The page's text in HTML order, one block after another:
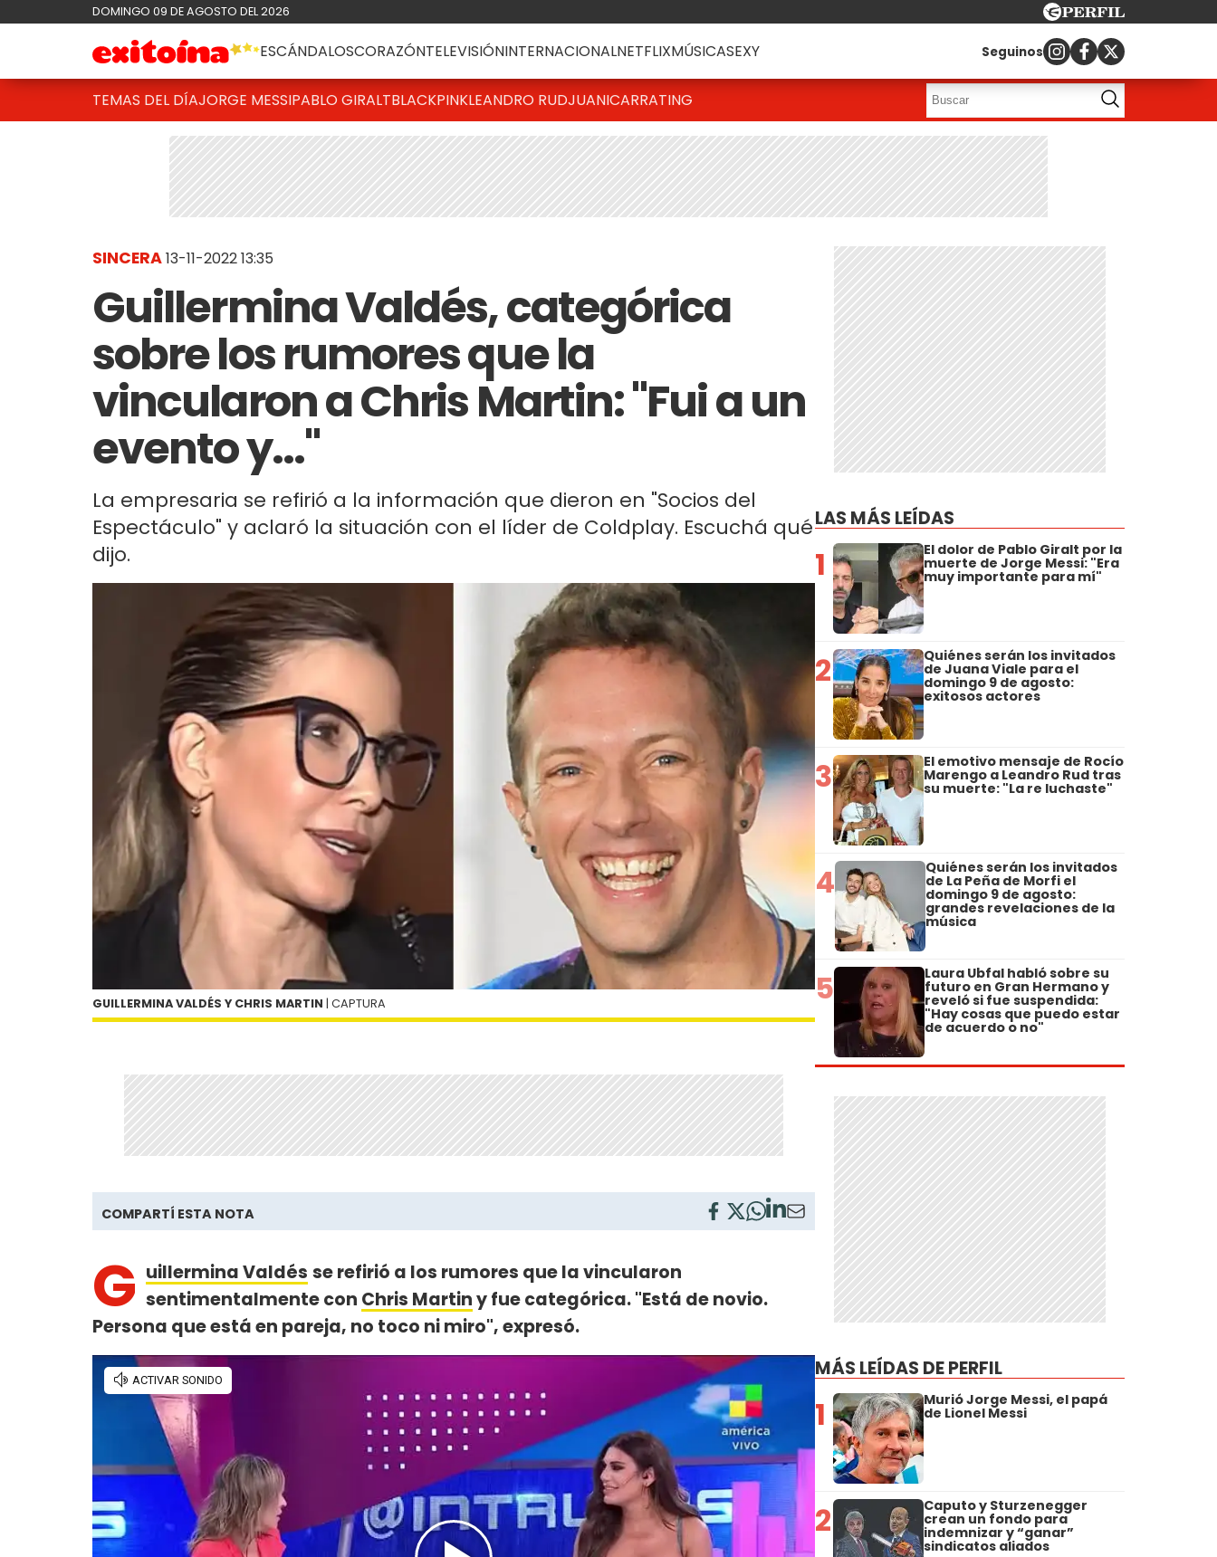
DOMINGO 09 DE AGOSTO DEL 2026
ESCÁNDALOSCORAZÓNTELEVISIÓNINTERNACIONALNETFLIXMÚSICASEXY Seguinos
TEMAS DEL DÍAJORGE MESSIPABLO GIRALTBLACKPINKLEANDRO RUDJUANICARRATING
SINCERA13-11-2022 13:35
Guillermina Valdés, categórica
sobre los rumores que la
vincularon a Chris Martin: "Fui a un
evento y..."
La empresaria se refirió a la información que dieron en "Socios del
Espectáculo" y aclaró la situación con el líder de Coldplay. Escuchá qué
dijo.
GUILLERMINA VALDÉS Y CHRIS MARTIN | CAPTURA
COMPARTÍ ESTA NOTA
G uillermina Valdés se refirió a los rumores que la vincularon
sentimentalmente con Chris Martiny fue categórica. "Está de novio.
Persona que está en pareja, no toco ni miro", expresó.
LAS MÁS LEÍDAS
1 El dolor de Pablo Giralt por la
muerte de Jorge Messi: "Era
muy importante para mí"
2 Quiénes serán los invitados
de Juana Viale para el
domingo 9 de agosto:
exitosos actores
3 El emotivo mensaje de Rocío
Marengo a Leandro Rud tras
su muerte: "La re luchaste"
4 Quiénes serán los invitados
de La Peña de Morfi el
domingo 9 de agosto:
grandes revelaciones de la
música
5 Laura Ubfal habló sobre su
futuro en Gran Hermano y
reveló si fue suspendida:
"Hay cosas que puedo estar
de acuerdo o no"
MÁS LEÍDAS DE PERFIL
1 Murió Jorge Messi, el papá
de Lionel Messi
2 Caputo y Sturzenegger
crean un fondo para
indemnizar y “ganar”
sindicatos aliados